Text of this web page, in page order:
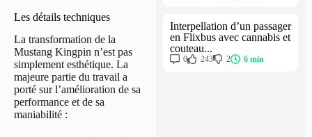
Les détails techniques
La transformation de la
Mustang Kingpin n’est pas
simplement esthétique. La
majeure partie du travail a
porté sur l’amélioration de sa
performance et de sa
maniabilité :
Interpellation d’un passager
en Flixbus avec cannabis et
couteau...
0 243 2 6 min